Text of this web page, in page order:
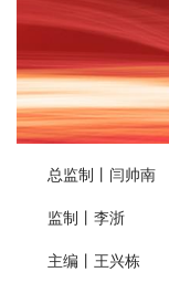
总监制丨闫帅南
监制丨李浙
主编丨王兴栋